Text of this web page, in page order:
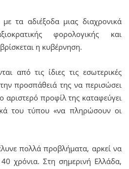
τα αδιέξοδα μιας διαχρονικά
φορολογικής και
η κυβέρνηση.
από τις ίδιες τις εσωτερικές
προσπάθειά της να περισώσει
αριστερό προφίλ της καταφεύγει
του τύπου «να πληρώσουν οι
πολλά προβλήματα, αρκεί να
χρόνια. Στη σημερινή Ελλάδα,